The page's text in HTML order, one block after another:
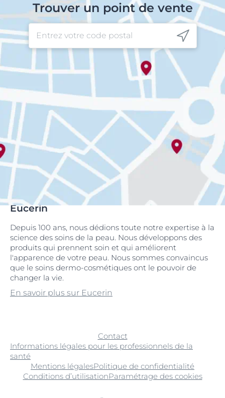
Trouver un point de vente
Eucerin
Depuis 100 ans, nous dédions toute notre expertise à la
science des soins de la peau. Nous développons des
produits qui prennent soin et qui améliorent
l'apparence de votre peau. Nous sommes convaincus
que le soins dermo-cosmétiques ont le pouvoir de
changer la vie.
En savoir plus sur Eucerin
Contact
Informations légales pour les professionnels de la
santé
Mentions légalesPolitique de confidentialité
Conditions d’utilisationParamétrage des cookies